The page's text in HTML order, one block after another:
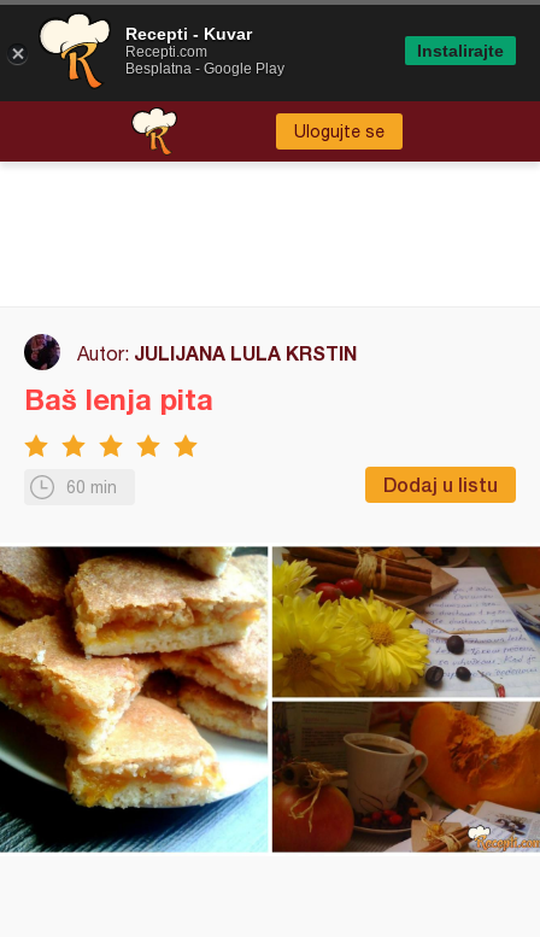
Ulogujte se
Autor: JULIJANA LULA KRSTIN
60 min Dodaj u listu
Baš lenja pita
Recepti - Kuvar
Recepti.com
Besplatna - Google Play
Instalirajte